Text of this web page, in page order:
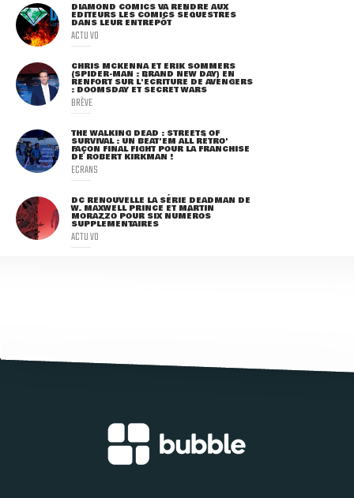
DIAMOND COMICS VA RENDRE AUX
ÉDITEURS LES COMICS SÉQUESTRÉS
DANS LEUR ENTREPÔT
ACTU VO
CHRIS MCKENNA ET ERIK SOMMERS
(SPIDER-MAN : BRAND NEW DAY) EN
RENFORT SUR L'ÉCRITURE DE AVENGERS
: DOOMSDAY ET SECRET WARS
BRÈVE
THE WALKING DEAD : STREETS OF
SURVIVAL : UN BEAT'EM ALL RÉTRO'
FAÇON FINAL FIGHT POUR LA FRANCHISE
DE ROBERT KIRKMAN !
ECRANS
DC RENOUVELLE LA SÉRIE DEADMAN DE
W. MAXWELL PRINCE ET MARTIN
MORAZZO POUR SIX NUMÉROS
SUPPLÉMENTAIRES
ACTU VO